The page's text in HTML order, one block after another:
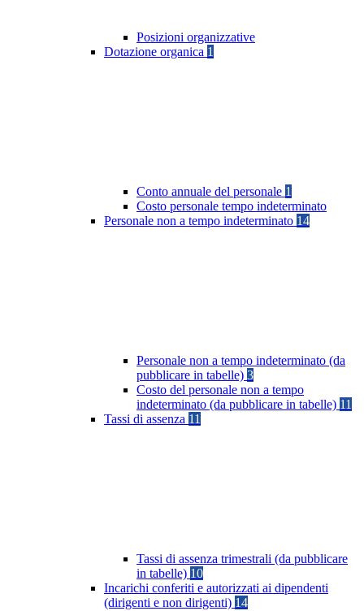
Posizioni organizzative
Dotazione organica 1
Conto annuale del personale 1
Costo personale tempo indeterminato
Personale non a tempo indeterminato 14
Personale non a tempo indeterminato (da
pubblicare in tabelle) 3
Costo del personale non a tempo
indeterminato (da pubblicare in tabelle) 11
Tassi di assenza 11
Tassi di assenza trimestrali (da pubblicare
in tabelle) 10
Incarichi conferiti e autorizzati ai dipendenti
(dirigenti e non dirigenti) 14